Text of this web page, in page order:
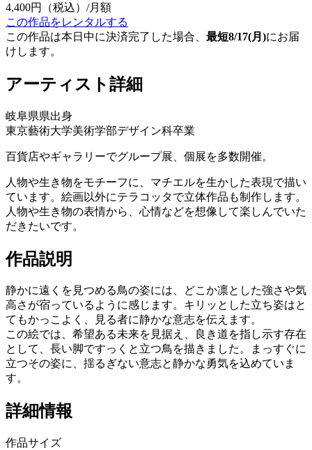
4,400円
（税込）/月額
この作品をレンタルする
この作品は本日中に決済完了した場合、 最短8/17(月)にお届
けします。
アーティスト詳細
岐阜県県出身
東京藝術大学美術学部デザイン科卒業
百貨店やギャラリーでグループ展、個展を多数開催。
人物や生き物をモチーフに、マチエルを生かした表現で描い
ています。絵画以外にテラコッタで立体作品も制作します。
人物や生き物の表情から、心情などを想像して楽しんでいた
だきたいです。
作品説明
静かに遠くを見つめる鳥の姿には、どこか凛とした強さや気
高さが宿っているように感じます。キリッとした立ち姿はと
てもかっこよく、見る者に静かな意志を伝えます。
この絵では、希望ある未来を見据え、良き道を指し示す存在
として、長い脚ですっくと立つ鳥を描きました。まっすぐに
立つその姿に、揺るぎない意志と静かな勇気を込めていま
す。
詳細情報
作品サイズ